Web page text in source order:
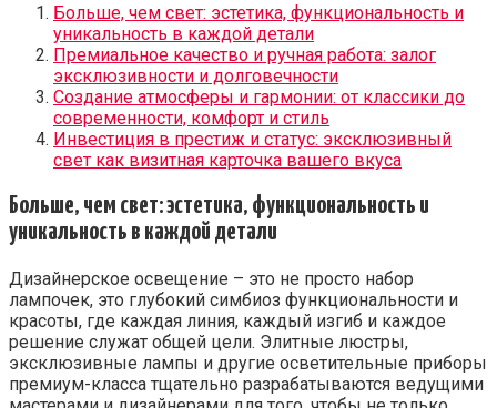
Больше, чем свет: эстетика, функциональность и
уникальность в каждой детали
Премиальное качество и ручная работа: залог
эксклюзивности и долговечности
Создание атмосферы и гармонии: от классики до
современности, комфорт и стиль
Инвестиция в престиж и статус: эксклюзивный
свет как визитная карточка вашего вкуса
Больше, чем свет: эстетика, функциональность и
уникальность в каждой детали
Дизайнерское освещение – это не просто набор
лампочек, это глубокий симбиоз функциональности и
красоты, где каждая линия, каждый изгиб и каждое
решение служат общей цели. Элитные люстры,
эксклюзивные лампы и другие осветительные приборы
премиум-класса тщательно разрабатываются ведущими